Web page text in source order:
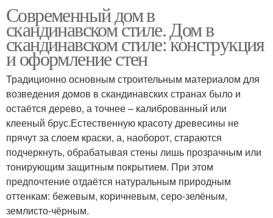
Современный дом в
скандинавском стиле. Дом в
скандинавском стиле: конструкция
и оформление стен
Традиционно основным строительным материалом для
возведения домов в скандинавских странах было и
остаётся дерево, а точнее – калиброванный или
клееный брус.Естественную красоту древесины не
прячут за слоем краски, а, наоборот, стараются
подчеркнуть, обрабатывая стены лишь прозрачным или
тонирующим защитным покрытием. При этом
предпочтение отдаётся натуральным природным
оттенкам: бежевым, коричневым, серо-зелёным,
землисто-чёрным.